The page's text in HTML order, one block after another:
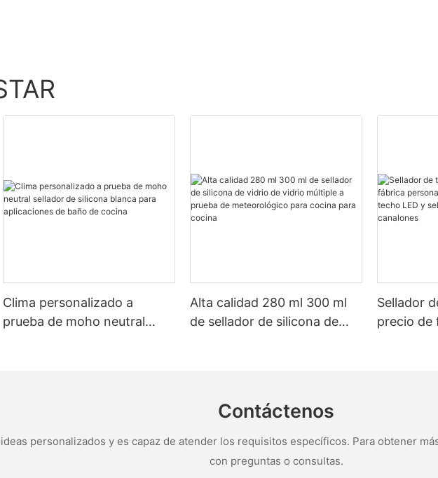
Clima personalizado a
prueba de moho neutral
Alta calidad 280 ml 300 ml
de sellador de silicona de
Sellador
precio de
Contáctenos
personalizados y es capaz de atender los requisitos específicos. Para obtener
con preguntas o consultas.